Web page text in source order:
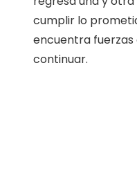
cumplir lo
encuentra
continuar.